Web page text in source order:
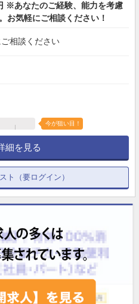
※あなたのご経験、能力を考慮
お気軽にご相談ください！
相談ください
今が狙い目！
細を見る
ト（要ログイン）